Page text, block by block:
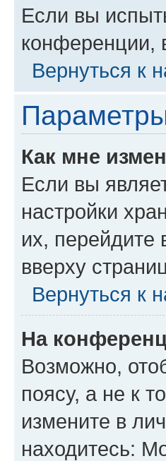
Если вы
конференции,
Вернуться к
Как мне
Если вы
настройки
их, перейдите
вверху
Вернуться к
На
Возможно,
поясу, а не к
измените в
находитесь: